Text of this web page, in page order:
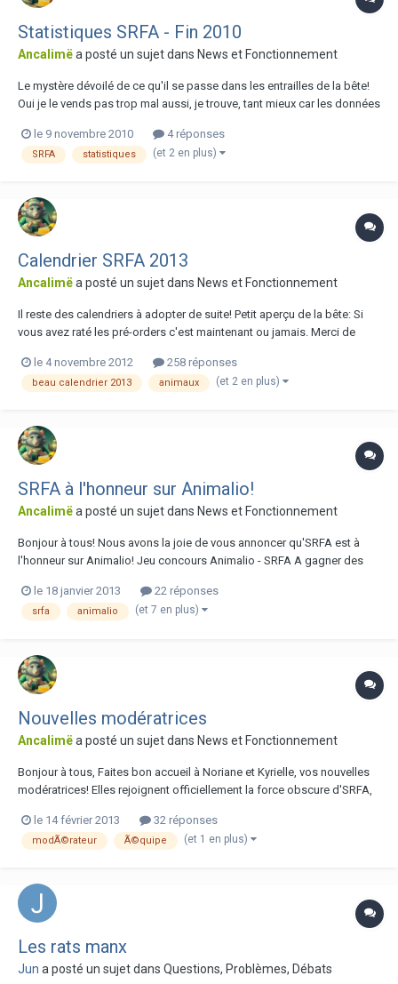
Statistiques SRFA - Fin 2010
Ancalimëa posté un sujet dans News et Fonctionnement
Le mystère dévoilé de ce qu'il se passe dans les entrailles de la bête!
Oui je le vends pas trop mal aussi, je trouve, tant mieux car les données
2010 et débutent le 1er janvier 2002. ★ Nombre max de topics en une
journée : 27 j...
le 9 novembre 2010 4 réponses
SRFA statistiques (et 2 en plus)
Calendrier SRFA 2013
Ancalimëa posté un sujet dans News et Fonctionnement
Il reste des calendriers à adopter de suite! Petit aperçu de la bête: Si
vous avez raté les pré-orders c'est maintenant ou jamais. Merci de
informations suivantes: Le calendrier est toujours à 12€ frais de port
compris....
le 4 novembre 2012 258 réponses
beau calendrier 2013 animaux (et 2 en plus)
SRFA à l'honneur sur Animalio!
Ancalimëa posté un sujet dans News et Fonctionnement
Bonjour à tous! Nous avons la joie de vous annoncer qu'SRFA est à
l'honneur sur Animalio! Jeu concours Animalio - SRFA A gagner des
vous créer un compte sur le site si vous n'en possedez pas encore et
bon jeu!
le 18 janvier 2013 22 réponses
srfa animalio (et 7 en plus)
Nouvelles modératrices
Ancalimëa posté un sujet dans News et Fonctionnement
Bonjour à tous, Faites bon accueil à Noriane et Kyrielle, vos nouvelles
modératrices! Elles rejoignent officiellement la force obscure d'SRFA,
respect de la Nétiquette, nettoyage du forum, réponse aux Mps pour
des démand...
le 14 février 2013 32 réponses
modÃ©rateur Ã©quipe (et 1 en plus)
Les rats manx
Jun a posté un sujet dans Questions, Problèmes, Débats